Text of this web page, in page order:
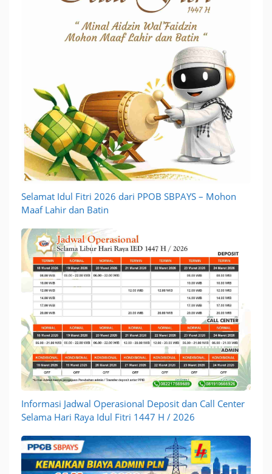
Selamat Idul Fitri 2026 dari PPOB SBPAYS – Mohon
Maaf Lahir dan Batin
Informasi Jadwal Operasional Deposit dan Call Center
Selama Hari Raya Idul Fitri 1447 H / 2026